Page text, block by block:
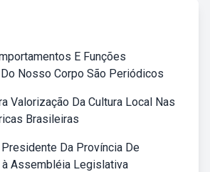
E Funções
Nosso Corpo São Periódicos
Valorização Da Cultura Local Nas
Brasileiras
Da Província De
à Assembléia Legislativa